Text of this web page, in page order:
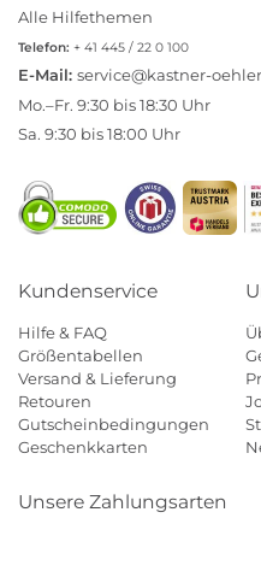
Alle Hilfethemen
Telefon: + 41 445 / 22 0 100
E-Mail: service@kastner-
Mo.–Fr. 9:30 bis 18:30 Uhr
Sa. 9:30 bis 18:00 Uhr
Kundenservice
Hilfe & FAQ
Größentabellen
Versand & Lieferung
Retouren
Gutscheinbedingungen
Geschenkkarten
Unsere Zahlungsarten